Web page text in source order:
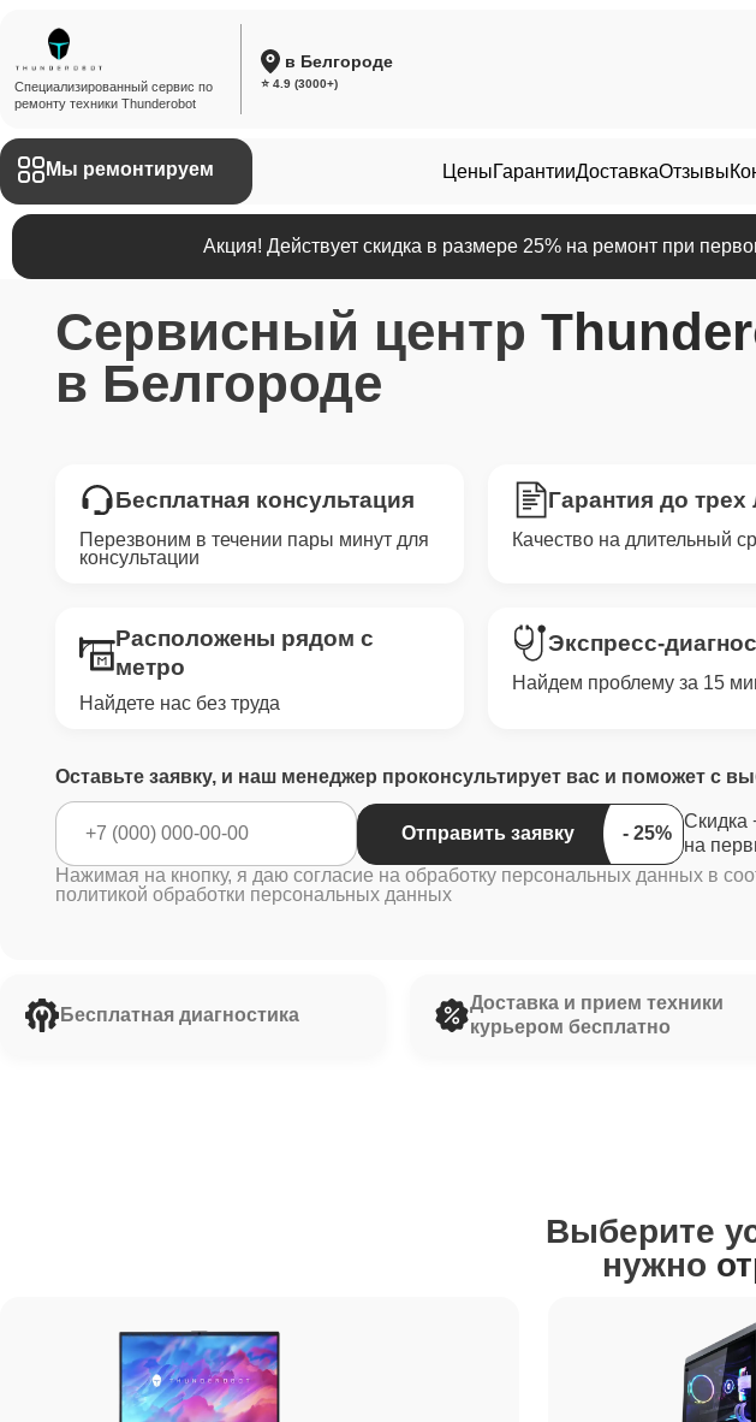
Специализированный сервис по
ремонту техники Thunderobot
в Белгороде
⭐ 4.9 (3000+)
Мы ремонтируем ЦеныГарантииДоставкаОтзывы
Акция! Действует скидка в размере 25% на ремонт при
Сервисный центр
в Белгороде
Бесплатная консультация
Перезвоним в течении пары минут для
консультации
Гарантия до трех
Качество на длительный
Расположены рядом с
метро
Найдете нас без труда
Экспресс-
Найдем проблему за 15
Оставьте заявку, и наш менеджер проконсультирует вас и поможет с
Отправить заявку
Скидка
на
Нажимая на кнопку, я даю согласие на обработку персональных данных в
политикой обработки персональных данных
Бесплатная диагностика
Доставка и прием техники
курьером бесплатно
Выберите
нужно